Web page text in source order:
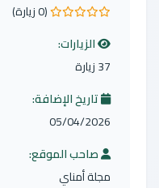
0.0 من 5 نجوم
(0 زيارة)
الزيارات:
37 زيارة
تاريخ الإضافة:
05/04/2026
صاحب الموقع:
مجلة أمناي